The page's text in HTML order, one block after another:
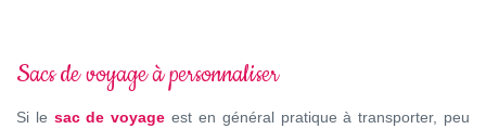
Sacs de voyage à personnaliser
Si le sac de voyage est en général pratique à transporter, peu